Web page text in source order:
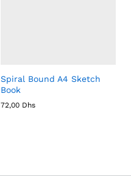
Spiral Bound A4 Sketch
Book
72,00 Dhs